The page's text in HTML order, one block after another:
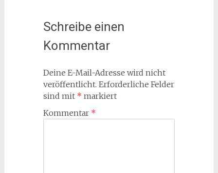
Schreibe einen
Kommentar
Deine E-Mail-Adresse wird nicht
veröffentlicht. Erforderliche Felder
sind mit * markiert
Kommentar *